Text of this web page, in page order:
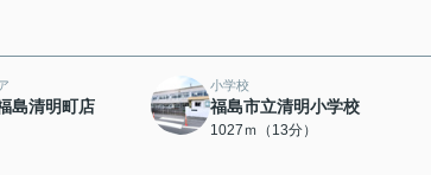
島清明町店
小学校
福島市立清明小学校
1027ｍ（13分）